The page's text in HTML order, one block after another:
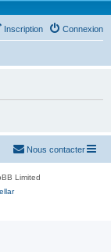
Connexion
Inscription
Nous contacter
Limited